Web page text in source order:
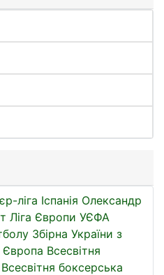
ліга Іспанія Олександр
Ліга Європи УЄФА
Збірна України з
Європа Всесвітня
Всесвітня боксерська